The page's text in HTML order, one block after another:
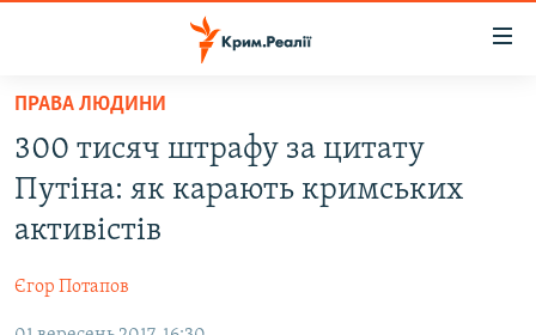
Перейти
основного
матеріалу
Перейти
до
основної
навігації
ВІДЕО ТА ФОТО
БЛОГИ
ПРАВА ЛЮДИНИ
300 тисяч штрафу за цитату
Путіна: як карають кримських
активістів
Єгор Потапов